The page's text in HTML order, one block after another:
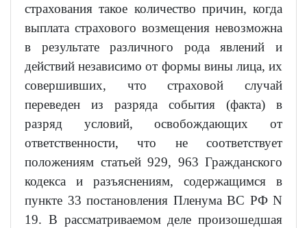
страхования такое количество причин, когда
выплата страхового возмещения невозможна
в результате различного рода явлений и
действий независимо от формы вины лица, их
совершивших, что страховой случай
переведен из разряда события (факта) в
разряд условий, освобождающих от
ответственности, что не соответствует
положениям статьей 929, 963 Гражданского
кодекса и разъяснениям, содержащимся в
пункте 33 постановления Пленума ВС РФ N
19. В рассматриваемом деле произошедшая